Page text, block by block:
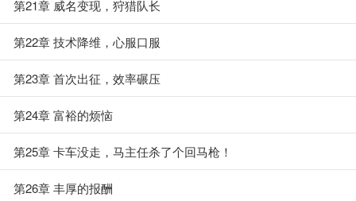
第21章 威名变现，狩猎队长
第22章 技术降维，心服口服
第23章 首次出征，效率碾压
第24章 富裕的烦恼
第25章 卡车没走，马主任杀了个回马枪！
第26章 丰厚的报酬